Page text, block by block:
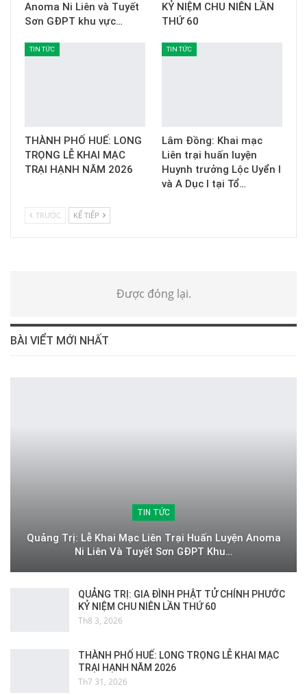
Anoma Ni Liên và Tuyết
Sơn GĐPT khu vực…
KỶ NIỆM CHU NIÊN LẦN
THỨ 60
TIN TỨC
THÀNH PHỐ HUẾ: LONG
TRỌNG LỄ KHAI MẠC
TRẠI HẠNH NĂM 2026
TIN TỨC
Lâm Đồng: Khai mạc
Liên trại huấn luyện
Huynh trưởng Lộc Uyển I
và A Dục I tại Tổ…
TRƯỚC KẾ TIẾP
Được đóng lại.
BÀI VIỂT MỚI NHẤT
TIN TỨC
Quảng Trị: Lễ Khai Mạc Liên Trại Huấn Luyện Anoma
Ni Liên Và Tuyết Sơn GĐPT Khu…
QUẢNG TRỊ: GIA ĐÌNH PHẬT TỬ CHÍNH PHƯỚC
KỶ NIỆM CHU NIÊN LẦN THỨ 60
Th8 3, 2026
THÀNH PHỐ HUẾ: LONG TRỌNG LỄ KHAI MẠC
TRẠI HẠNH NĂM 2026
Th7 31, 2026